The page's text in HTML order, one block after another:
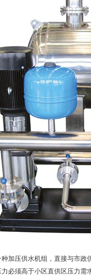
压供水机组，直接与市政
必须高于小区直供区压力需